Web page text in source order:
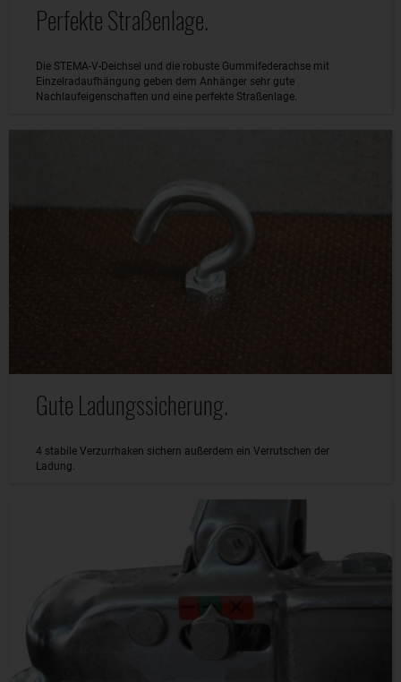
Perfekte Straßenlage.
Die STEMA-V-Deichsel und die robuste Gummifederachse mit
Einzelradaufhängung geben dem Anhänger sehr gute
Nachlaufeigenschaften und eine perfekte Straßenlage.
Gute Ladungssicherung.
4 stabile Verzurrhaken sichern außerdem ein Verrutschen der
Ladung.